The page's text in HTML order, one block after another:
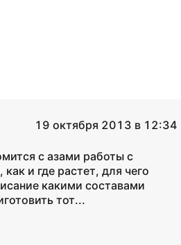
19 октября 2013 в 12:34
с азами работы с
и где растет, для чего
какими составами
тот...